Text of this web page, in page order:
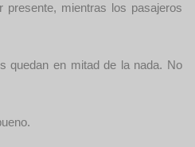
presente, mientras los pasajeros
quedan en mitad de la nada. No